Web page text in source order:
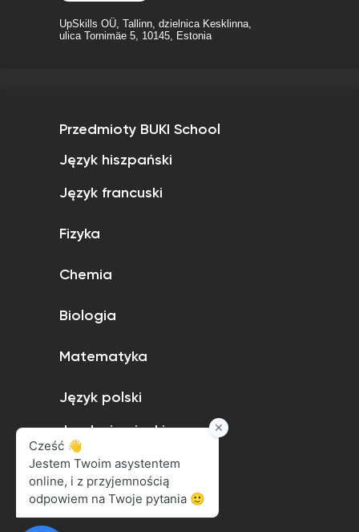
UpSkills OÜ, Tallinn, dzielnica Kesklinna,
ulica Tornimäe 5, 10145, Estonia
Przedmioty BUKI School
Język hiszpański
Język francuski
Fizyka
Chemia
Biologia
Matematyka
Język polski
Język niemiecki
Język angielski